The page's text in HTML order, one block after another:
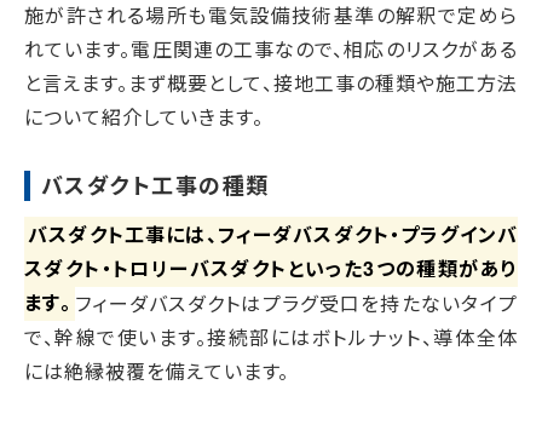
施が許される場所も電気設備技術基準の解釈で定めら
れています。電圧関連の工事なので、相応のリスクがある
と言えます。まず概要として、接地工事の種類や施工方法
について紹介していきます。
バスダクト工事の種類
バスダクト工事には、フィーダバスダクト・プラグインバ
スダクト・トロリーバスダクトといった3つの種類があり
ます。 フィーダバスダクトはプラグ受口を持たないタイプ
で、幹線で使います。接続部にはボトルナット、導体全体
には絶縁被覆を備えています。